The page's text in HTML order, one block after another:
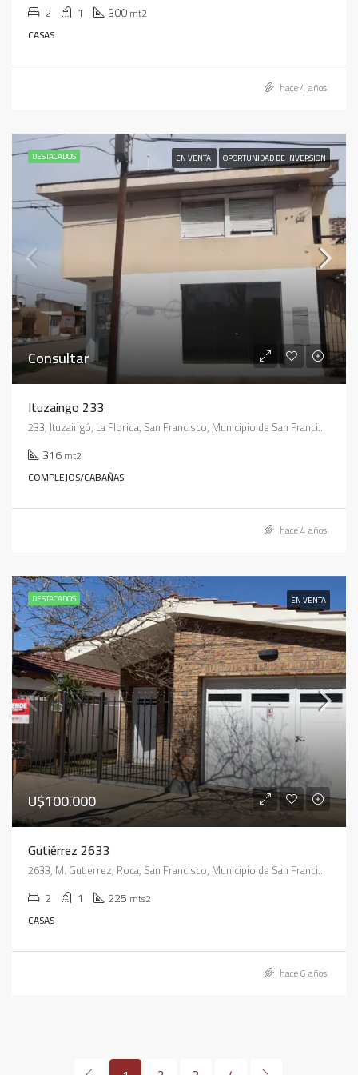
2 1 300mt2
CASAS
hace 4 años
DESTACADOS EN VENTA OPORTUNIDAD DE INVERSION
Consultar
Ituzaingo 233
233, Ituzaingó, La Florida, San Francisco, Municipio de San Francisco, Pedanía Juárez Celman, Departamento San Justo, Córdoba, X2400, Argentina
316mt2
COMPLEJOS/CABAÑAS
hace 4 años
DESTACADOS EN VENTA
U$100.000
Gutiérrez 2633
2633, M. Gutierrez, Roca, San Francisco, Municipio de San Francisco, Pedanía Juárez Celman, Departamento San Justo, Córdoba, X2400, Argentina
2 1 225 mts2
CASAS
hace 6 años